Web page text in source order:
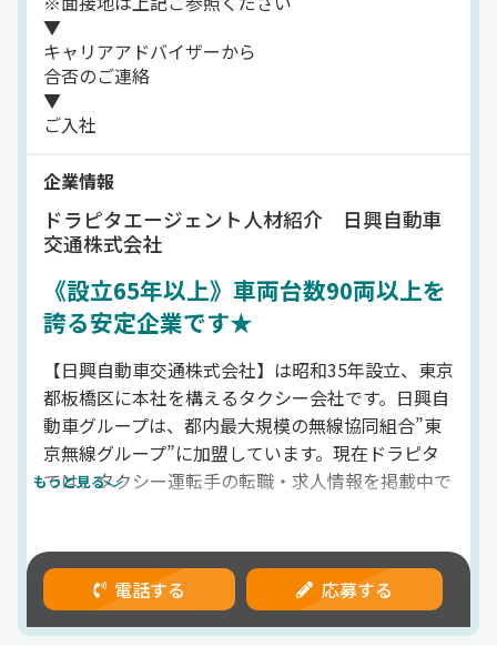
▼
キャリアアドバイザーから
合否のご連絡
▼
ご入社
企業情報
ドラピタエージェント人材紹介 日興自動車
交通株式会社
《設立65年以上》車両台数90両以上を
誇る安定企業です★
【日興自動車交通株式会社】は昭和35年設立、東京
都板橋区に本社を構えるタクシー会社です。日興自
動車グループは、都内最大規模の無線協同組合”東
京無線グループ”に加盟しています。現在ドラピタ
では、タクシー運転手の転職・求人情報を掲載中で
ドラピタエージェント人材紹介 日興自動車交通株
式会社
代表者
代表取締役 山本敏之
もっと見る
電話する 応募する